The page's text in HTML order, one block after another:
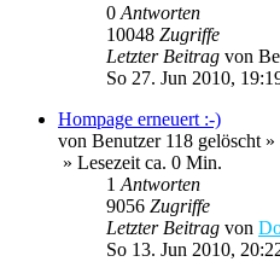
0Antworten
10048 Zugriffe
Letzter Beitrag von
So 27. Jun 2010,
Hompage erneuert :-)
von Benutzer 118 gelöscht»
» Lesezeit ca. 0 Min.
1Antworten
9056 Zugriffe
Letzter Beitrag von
So 13. Jun 2010,